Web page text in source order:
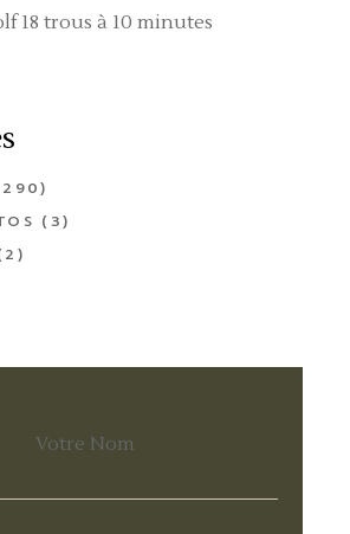
18 trous à 10 minutes
(3)
Votre Nom